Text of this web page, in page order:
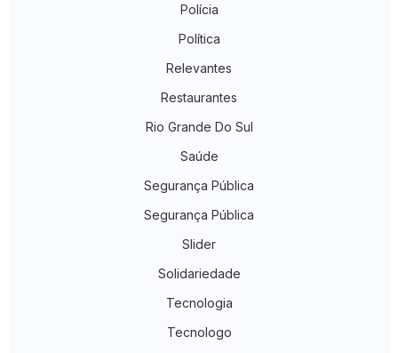
Polícia
Política
Relevantes
Restaurantes
Rio Grande Do Sul
Saúde
Segurança Pública
Segurança Pública
Slider
Solidariedade
Tecnologia
Tecnologo